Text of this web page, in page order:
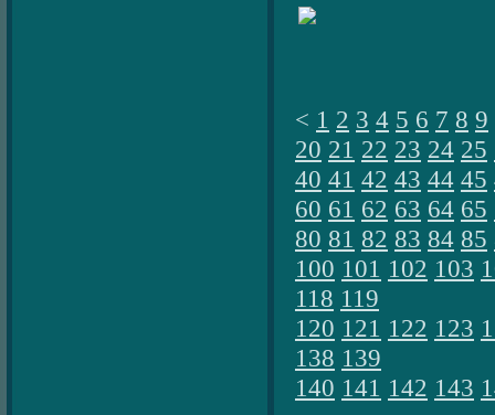
< 1 2 3 4 5 6 7 8 9
20 21 22 23 24 25
40 41 42 43 44 45
60 61 62 63 64 65
80 81 82 83 84 85
100 101 102 103
118 119
120 121 122 123
138 139
140 141 142 143